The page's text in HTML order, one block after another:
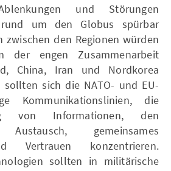
und Störungen
um den Globus spürbar
zwischen den Regionen würden
der engen Zusammenarbeit
China, Iran und Nordkorea
sollten sich die NATO- und EU-
Kommunikationslinien, die
von Informationen, den
Austausch, gemeinsames
Vertrauen konzentrieren.
sollten in militärische